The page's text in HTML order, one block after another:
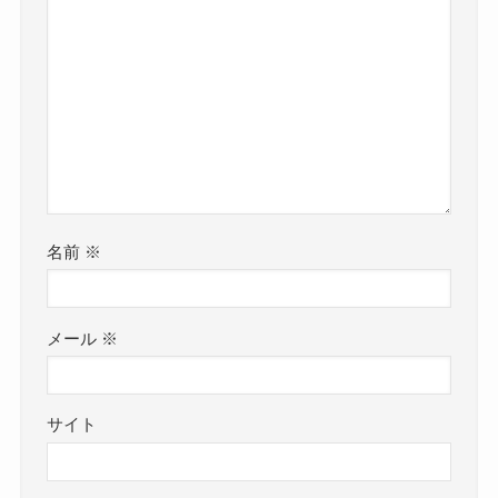
名前 ※
メール ※
サイト